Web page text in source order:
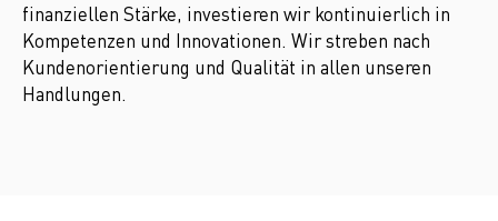
finanziellen Stärke, investieren wir kontinuierlich in
Kompetenzen und Innovationen. Wir streben nach
Kundenorientierung und Qualität in allen unseren
Handlungen.